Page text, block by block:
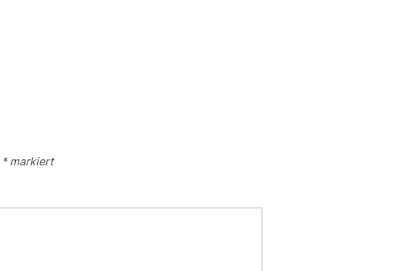
*markiert